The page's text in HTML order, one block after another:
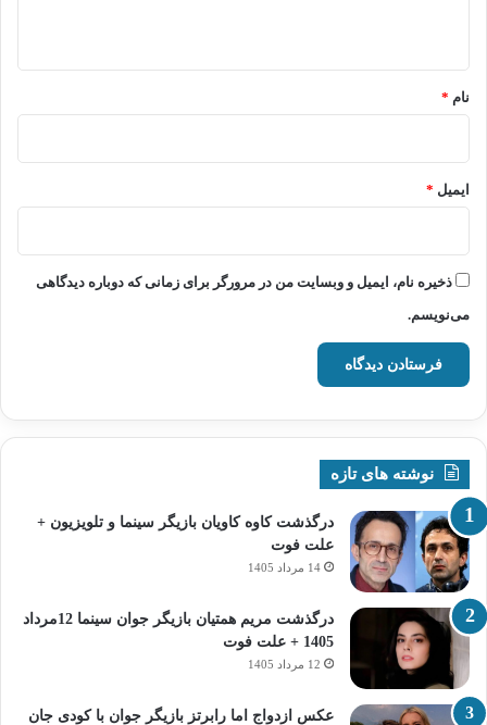
نام *
ایمیل *
ذخیره نام، ایمیل و وبسایت من در مرورگر برای زمانی که دوباره دیدگاهی
می‌نویسم.
نوشته های تازه
درگذشت کاوه کاویان بازیگر سینما و تلویزیون +
علت فوت
14 مرداد 1405
درگذشت مریم همتیان بازیگر جوان سینما 12مرداد
1405 + علت فوت
12 مرداد 1405
عکس ازدواج اما رابرتز بازیگر جوان با کودی جان